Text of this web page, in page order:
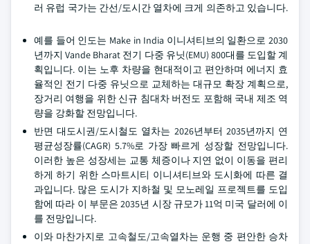
러 유럽 국가는 간선/도시간 열차에 크게 의존하고 있습니다.
예를 들어 인도는 Make in India 이니셔티브의 일환으로 2030
년까지 Vande Bharat 전기 다중 유닛(EMU) 800대를 도입할 계
획입니다. 이는 노후 차량을 현대적이고 편안하며 에너지 효
율적인 전기 다중 유닛으로 교체하는 대규모 확장 계획으로,
장거리 여행을 위한 신규 침대차 버전도 포함해 국내 제조 역
량을 강화할 전망입니다.
반면 대도시권/도시철도 열차는 2026년부터 2035년까지 연
평균성장률(CAGR) 5.7%로 가장 빠르게 성장할 전망입니다.
이러한 높은 성장세는 교통 체증이나 지연 없이 이동을 편리
하게 하기 위한 스마트시티 이니셔티브와 도시화에 따른 결
과입니다. 많은 도시가 지하철 및 모노레일 프로젝트를 도입
함에 따라 이 부문은 2035년 시장 규모가 11억 미국 달러에 이
를 전망입니다.
이와 마찬가지로 고속철도/고속열차는 운행 중 편안한 승차